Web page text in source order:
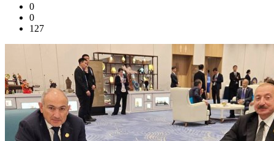
0
0
127